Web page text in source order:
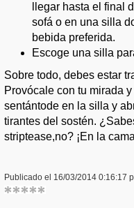
llegar hasta el final
sofá o en una silla
bebida preferida.
Escoge una silla
Sobre todo, debes estar
Provócale con tu mirada
sentántode en la silla y
tirantes del sostén.
striptease,no? ¡En la
Publicado el 16/03/2014 0:16:17